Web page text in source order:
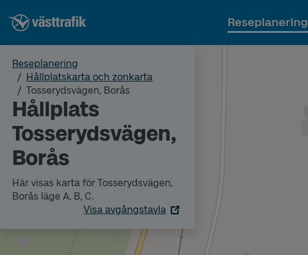
Reseplanering
Reseplanering
Hållplatskarta och zonkarta
Tosserydsvägen, Borås
Hållplats
Tosserydsvägen,
Borås
Här visas karta för Tosserydsvägen,
Borås läge A, B, C.
Visa avgångstavla